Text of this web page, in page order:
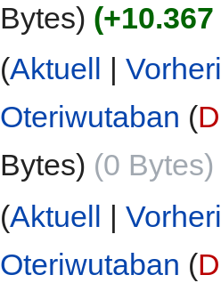
Bytes)
(Aktuell |
Oteriwutaban (
Bytes) (0 Bytes)
(Aktuell |
Oteriwutaban (